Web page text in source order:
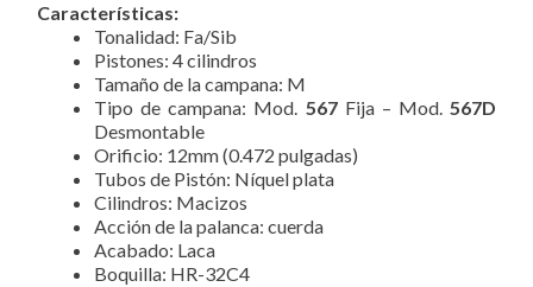
Características:
Tonalidad: Fa/Sib
Pistones: 4 cilindros
Tamaño de la campana: M
Tipo de campana: Mod. 567Fija – Mod. 567D
Desmontable
Orificio: 12mm (0.472 pulgadas)
Tubos de Pistón: Níquel plata
Cilindros: Macizos
Acción de la palanca: cuerda
Acabado: Laca
Boquilla: HR-32C4